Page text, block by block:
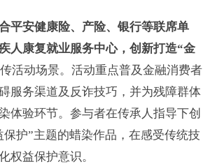
平安健康险、产险、银行等联席单
人康复就业服务中心，创新打造“金
活动场景。活动重点普及金融消费者
服务渠道及反诈技巧，并为残障群体
体验环节。参与者在传承人指导下创
保护”主题的蜡染作品，在感受传统技
权益保护意识。